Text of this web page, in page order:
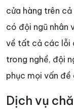
cửa hàng trên
có đội ngũ nhân
về tất cả các lỗi
trong nghề, đội
phục mọi vấn đề
Dịch vụ